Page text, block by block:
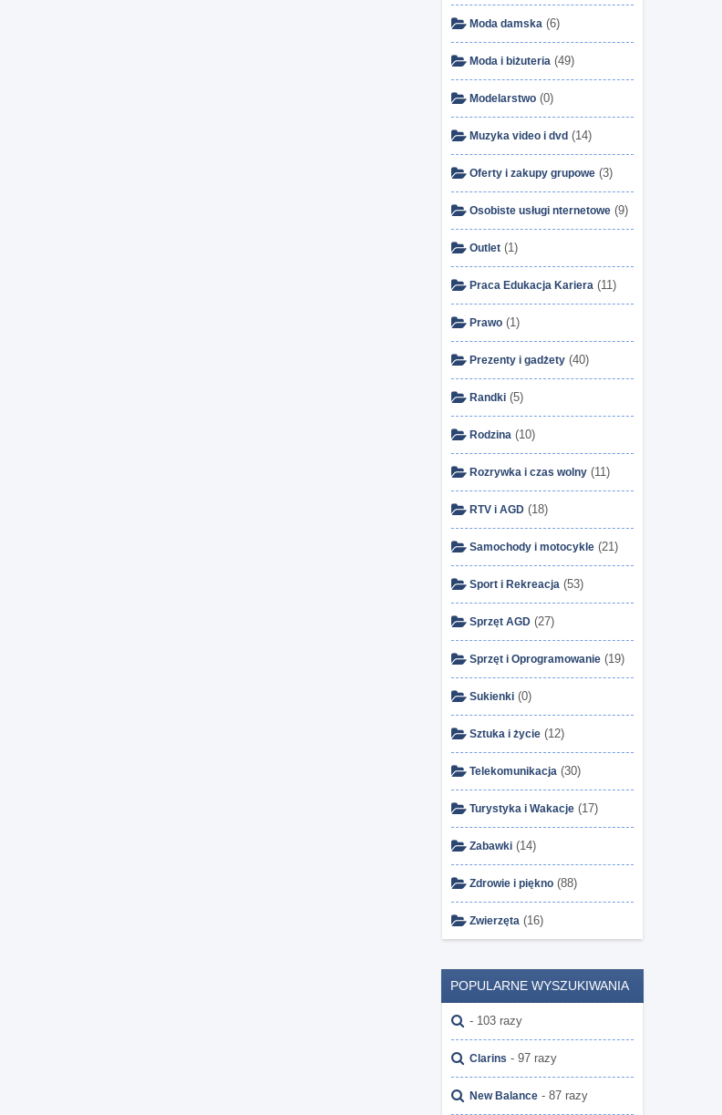
Moda damska (6)
Moda i biżuteria (49)
Modelarstwo (0)
Muzyka video i dvd (14)
Oferty i zakupy grupowe (3)
Osobiste usługi nternetowe (9)
Outlet (1)
Praca Edukacja Kariera (11)
Prawo (1)
Prezenty i gadżety (40)
Randki (5)
Rodzina (10)
Rozrywka i czas wolny (11)
RTV i AGD (18)
Samochody i motocykle (21)
Sport i Rekreacja (53)
Sprzęt AGD (27)
Sprzęt i Oprogramowanie (19)
Sukienki (0)
Sztuka i życie (12)
Telekomunikacja (30)
Turystyka i Wakacje (17)
Zabawki (14)
Zdrowie i piękno (88)
Zwierzęta (16)
POPULARNE WYSZUKIWANIA
- 103 razy
Clarins - 97 razy
New Balance - 87 razy